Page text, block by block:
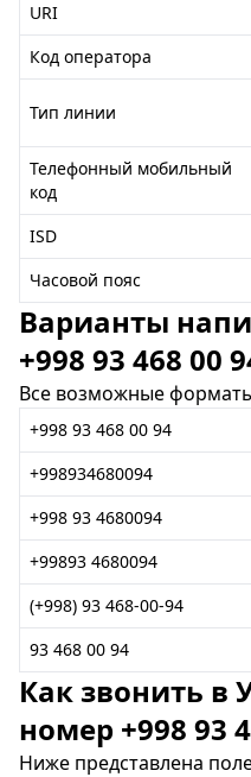
URI
Код оператора
Тип линии
Телефонный мобильный
код
ISD
Часовой пояс
Варианты
+998 93 468 00
Все возможные
+998 93 468 00 94
+998934680094
+998 93 4680094
+99893 4680094
(+998) 93 468-00-94
93 468 00 94
Как звонить в
номер +998 93
Ниже представлена